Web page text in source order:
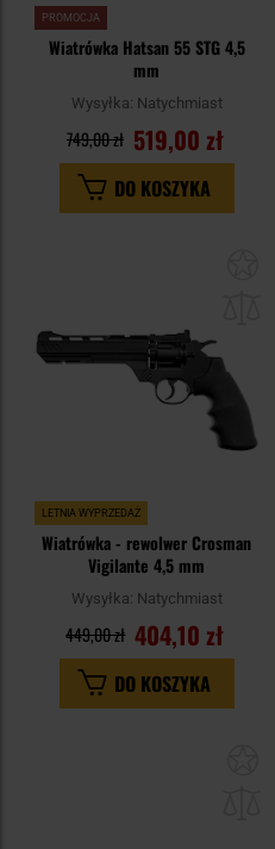
PROMOCJA
Wiatrówka Hatsan 55 STG 4,5
mm
Wysyłka: Natychmiast
519,00 zł
749,00 zł
DO KOSZYKA
LETNIA WYPRZEDAŻ
Wiatrówka - rewolwer Crosman
Vigilante 4,5 mm
Wysyłka: Natychmiast
404,10 zł
449,00 zł
DO KOSZYKA